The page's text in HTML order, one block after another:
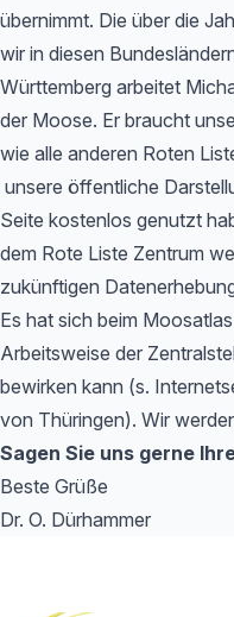
übernimmt. Die über die
wir in diesen
Württemberg arbeitet
der Moose. Er braucht
wie alle anderen Roten
unsere öffentliche
Seite kostenlos genutzt
dem Rote Liste Zentrum
zukünftigen
Es hat sich beim
Arbeitsweise der
bewirken kann (s.
von Thüringen). Wir
Sagen Sie uns gerne
Beste Grüße
Dr. O. Dürhammer